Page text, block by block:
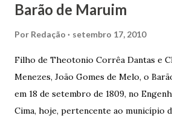
Barão de Maruim
Por Redação setembro 17, 2010
Filho de Theotonio Corrêa Dantas e
Menezes, João Gomes de Melo, o
em 18 de setembro de 1809, no
Cima, hoje, pertencente ao município